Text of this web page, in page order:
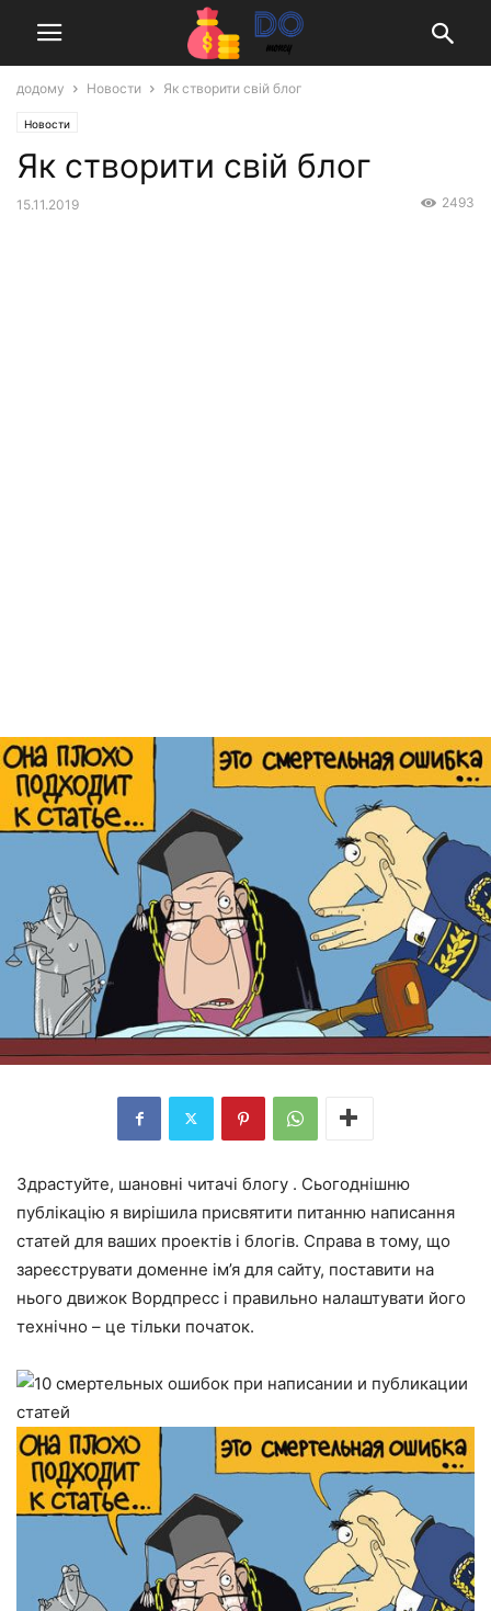
додому Новости Як створити свій блог
Новости
Як створити свій блог
15.11.2019 2493
Здрастуйте, шановні читачі блогу . Сьогоднішню
публікацію я вирішила присвятити питанню написання
статей для ваших проектів і блогів. Справа в тому, що
зареєструвати доменне ім’я для сайту, поставити на
нього движок Вордпресс і правильно налаштувати його
технічно – це тільки початок.